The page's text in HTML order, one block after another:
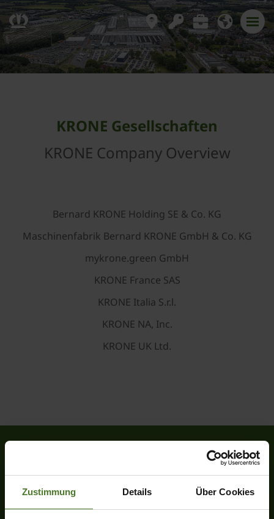
Zustimmung Details Über Cookies
KRONE Gesellschaften
KRONE Company Overview
Bernard KRONE Holding SE & Co. KG
Maschinenfabrik Bernard KRONE GmbH & Co. KG
mykrone.green GmbH
KRONE France SAS
KRONE Italia S.r.l.
KRONE NA, Inc.
KRONE UK Ltd.
Heinrich-Krone-Straße 10
D-48480 Spelle
Tel.+49 (0) 5977-9350